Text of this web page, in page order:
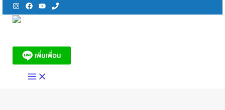
to
content
MAIN
MENU